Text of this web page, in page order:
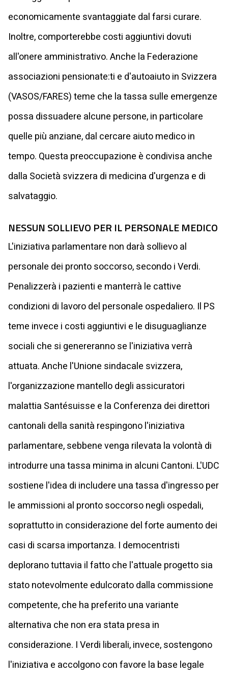
economicamente svantaggiate dal farsi curare.
Inoltre, comporterebbe costi aggiuntivi dovuti
all'onere amministrativo. Anche la Federazione
associazioni pensionate:ti e d'autoaiuto in Svizzera
(VASOS/FARES) teme che la tassa sulle emergenze
possa dissuadere alcune persone, in particolare
quelle più anziane, dal cercare aiuto medico in
tempo. Questa preoccupazione è condivisa anche
dalla Società svizzera di medicina d'urgenza e di
salvataggio.
NESSUN SOLLIEVO PER IL PERSONALE MEDICO
L'iniziativa parlamentare non darà sollievo al
personale dei pronto soccorso, secondo i Verdi.
Penalizzerà i pazienti e manterrà le cattive
condizioni di lavoro del personale ospedaliero. Il PS
teme invece i costi aggiuntivi e le disuguaglianze
sociali che si genereranno se l'iniziativa verrà
attuata. Anche l'Unione sindacale svizzera,
l'organizzazione mantello degli assicuratori
malattia Santésuisse e la Conferenza dei direttori
cantonali della sanità respingono l'iniziativa
parlamentare, sebbene venga rilevata la volontà di
introdurre una tassa minima in alcuni Cantoni. L'UDC
sostiene l'idea di includere una tassa d'ingresso per
le ammissioni al pronto soccorso negli ospedali,
soprattutto in considerazione del forte aumento dei
casi di scarsa importanza. I democentristi
deplorano tuttavia il fatto che l'attuale progetto sia
stato notevolmente edulcorato dalla commissione
competente, che ha preferito una variante
alternativa che non era stata presa in
considerazione. I Verdi liberali, invece, sostengono
l'iniziativa e accolgono con favore la base legale